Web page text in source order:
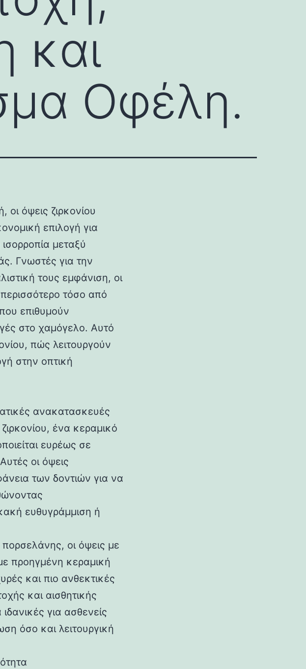
και
Οφέλη.
οι όψεις ζιρκονίου
επιλογή για
μεταξύ
Γνωστές για την
τους εμφάνιση, οι
περισσότερο τόσο από
επιθυμούν
στο χαμόγελο. Αυτό
πώς λειτουργούν
στην οπτική
ανακατασκευές
ένα κεραμικό
ευρέως σε
οι όψεις
των δοντιών για να
ευθυγράμμιση ή
πορσελάνης, οι όψεις με
προηγμένη κεραμική
και πιο ανθεκτικές
και αισθητικής
ιδανικές για ασθενείς
όσο και λειτουργική